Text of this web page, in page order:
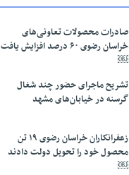
صادرات محصولات تعاونی‌های
خراسان رضوی ۶۰ درصد افزایش یافت
￼
تشریح ماجرای حضور چند شغال
گرسنه در خیابان‌های مشهد
زعفرانکاران خراسان رضوی ۱۹ تن
محصول خود را تحویل دولت دادند
￼